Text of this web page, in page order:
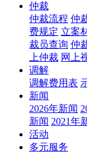
仲裁
仲裁流程 仲
费规定 立案
裁员查询 仲
上仲裁 网上
调解
调解费用表
新闻
2026年新闻
新闻 2021年
活动
多元服务